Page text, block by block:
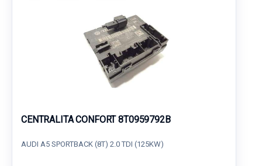
CENTRALITA CONFORT 8T0959792B
AUDI A5 SPORTBACK (8T) 2.0 TDI (125KW)